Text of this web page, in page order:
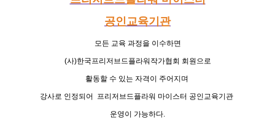
공인교육기관
모든 교육 과정을 이수하면
(사)한국프리저브드플라워작가협회 회원으로
활동할 수 있는 자격이 주어지며
강사로 인정되어 프리저브드플라워 마이스터 공인교육기관
운영이 가능하다.